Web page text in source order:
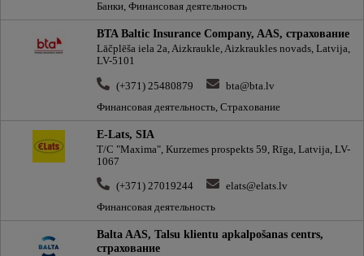
Банки, Финансовая деятельность
BTA Baltic Insurance Company, AAS, cтрахование
Lāčplēša iela 2a, Aizkraukle, Aizkraukles novads, Latvija,
LV-5101
(+371) 25480879
bta@bta.lv
Финансовая деятельность, Страхование
E-Lats, SIA
T/C "Maxima", Kurzemes prospekts 59, Rīga, Latvija, LV-
1067
(+371) 27019244
elats@elats.lv
Финансовая деятельность
Balta AAS, Talsu klientu apkalpošanas centrs,
cтрахование